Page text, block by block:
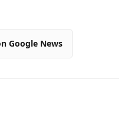
Google News